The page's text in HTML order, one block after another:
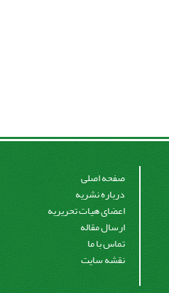
صفحه اصلی
درباره نشریه
اعضای هیات تحریریه
ارسال مقاله
تماس با ما
نقشه سایت